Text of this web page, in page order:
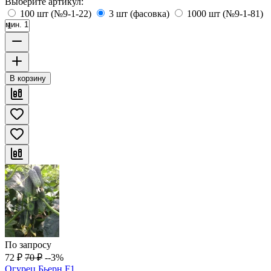
100 шт (№9-1-22)
3 шт (фасовка) 1000 шт (№9-1-81)
мин. 1
В корзину
По запросу
72 ₽ 70 ₽ --3%
Огурец Бьерн F1,